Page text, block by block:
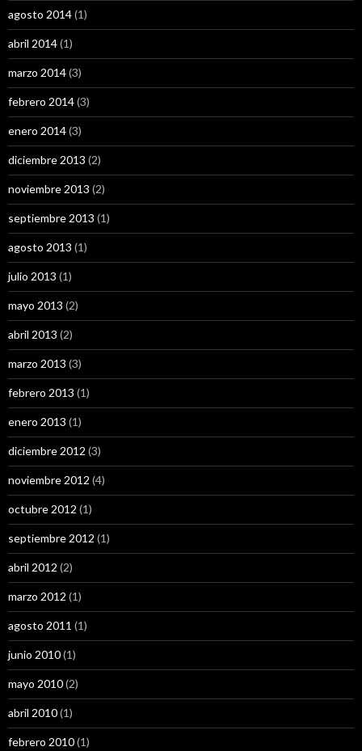
agosto 2014(1)
abril 2014(1)
marzo 2014(3)
febrero 2014(3)
enero 2014(3)
diciembre 2013 (2)
noviembre 2013 (2)
septiembre 2013 (1)
agosto 2013 (1)
julio 2013 (1)
mayo 2013 (2)
abril 2013 (2)
marzo 2013 (3)
febrero 2013 (1)
enero 2013 (1)
diciembre 2012 (3)
noviembre 2012 (4)
octubre 2012 (1)
septiembre 2012 (1)
abril 2012 (2)
marzo 2012 (1)
agosto 2011 (1)
junio 2010(1)
mayo 2010(2)
abril 2010(1)
febrero 2010(1)